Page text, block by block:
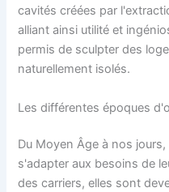
cavités créées par
alliant ainsi utilité et
permis de sculpter des
naturellement isolés.
Les différentes époques
Du Moyen Âge à nos
s'adapter aux besoins de
des carriers, elles sont